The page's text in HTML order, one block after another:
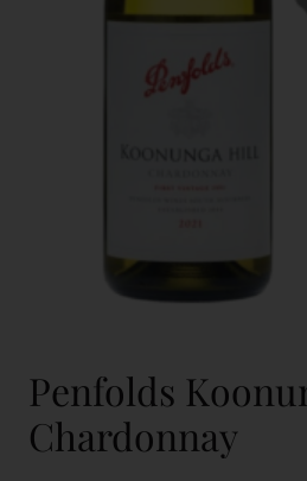
Penfolds
Chardonnay